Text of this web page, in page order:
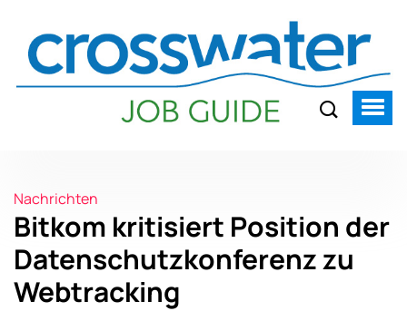
Nachrichten
Bitkom kritisiert Position der
Datenschutzkonferenz zu
Webtracking